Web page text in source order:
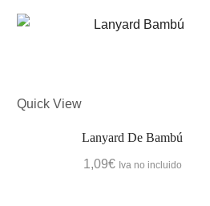
Quick View
Lanyard De Bambú
1,09€ Iva no incluido